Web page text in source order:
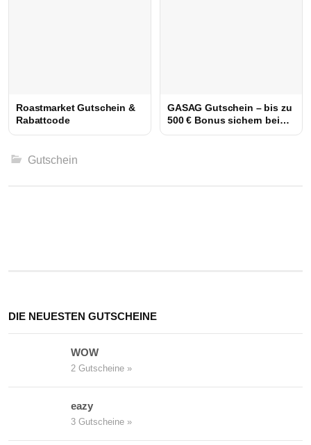
Roastmarket Gutschein &
Rabattcode
GASAG Gutschein – bis zu
500 € Bonus sichern beim
Strom- oder
Gutschein
DIE NEUESTEN GUTSCHEINE
WOW
2 Gutscheine »
eazy
3 Gutscheine »